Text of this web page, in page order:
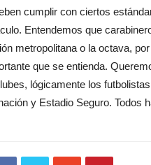
cumplir con ciertos
Entendemos que
metropolitana o la octava,
que se entienda.
lógicamente los
y Estadio Seguro. Todos